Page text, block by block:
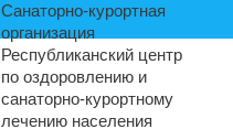
Санаторно-курортная
организация
Республиканский центр
по оздоровлению и
санаторно-курортному
лечению населения